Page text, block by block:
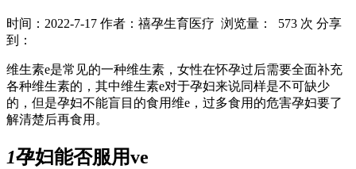
时间：2022-7-17 作者：禧孕生育医疗 浏览量： 573 次 分享
到：
维生素e是常见的一种维生素，女性在怀孕过后需要全面补充
各种维生素的，其中维生素e对于孕妇来说同样是不可缺少
的，但是孕妇不能盲目的食用维e，过多食用的危害孕妇要了
解清楚后再食用。
1孕妇能否服用ve